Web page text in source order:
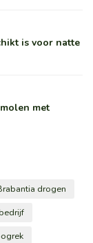
is voor natte
met
drogen